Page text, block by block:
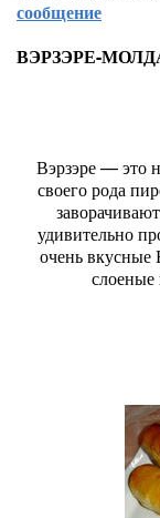
сообщение
ВЭРЗЭРЕ-
Вэрзэре — это
своего рода
удивительно
очень вкусные